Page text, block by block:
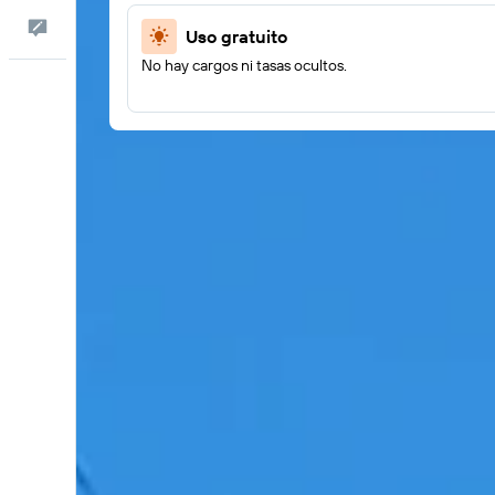
Comentarios Uso gratuito
No hay cargos ni tasas ocultos.